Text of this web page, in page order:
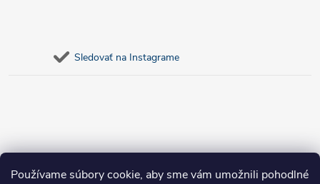
Používame súbory cookie, aby sme vám umožnili pohodlné
Sledovať na Instagrame